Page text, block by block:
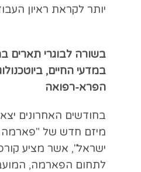
יותר לקראת ראיון
בשורה לבוגרי תארים
במדעי החיים,
הפרא-רפואה
בחודשים האחרונים
מיזם חדש של "פארמה
ישראל", אשר מציע
לתחום הפארמה,